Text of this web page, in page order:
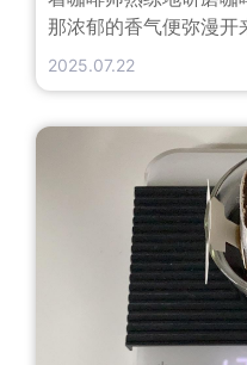
那浓郁的香气便弥漫开
2025.07.22